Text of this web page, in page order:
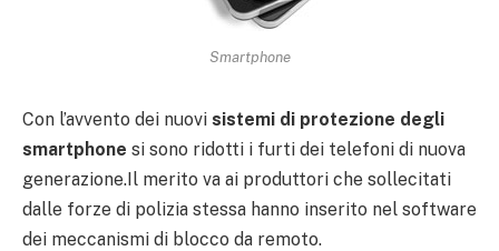
Smartphone
Con l’avvento dei nuovi sistemi di protezione degli
smartphone si sono ridotti i furti dei telefoni di nuova
generazione.Il merito va ai produttori che sollecitati
dalle forze di polizia stessa hanno inserito nel software
dei meccanismi di blocco da remoto.